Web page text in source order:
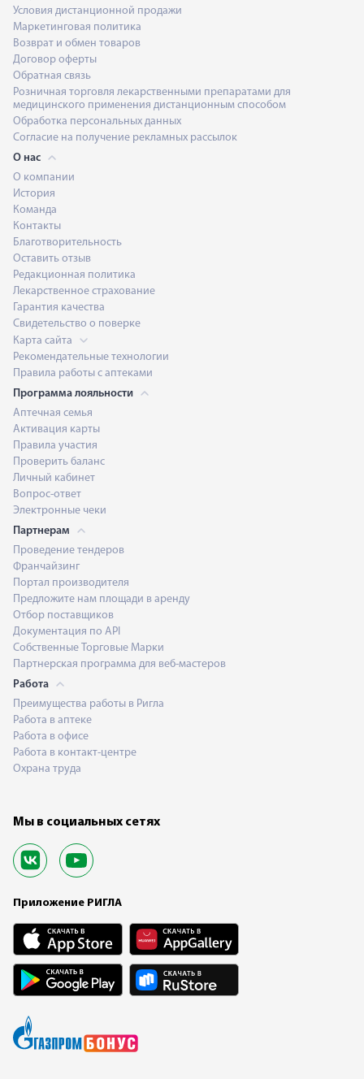
Условия дистанционной продажи
Маркетинговая политика
Возврат и обмен товаров
Договор оферты
Обратная связь
Розничная торговля лекарственными препаратами для
медицинского применения дистанционным способом
Обработка персональных данных
Согласие на получение рекламных рассылок
О нас
О компании
История
Команда
Контакты
Благотворительность
Оставить отзыв
Редакционная политика
Лекарственное страхование
Гарантия качества
Свидетельство о поверке
Карта сайта
Рекомендательные технологии
Правила работы с аптеками
Программа лояльности
Аптечная семья
Активация карты
Правила участия
Проверить баланс
Личный кабинет
Вопрос-ответ
Электронные чеки
Партнерам
Проведение тендеров
Франчайзинг
Портал производителя
Предложите нам площади в аренду
Отбор поставщиков
Документация по API
Собственные Торговые Марки
Партнерская программа для веб-мастеров
Работа
Преимущества работы в Ригла
Работа в аптеке
Работа в офисе
Работа в контакт-центре
Охрана труда
Мы в социальных сетях
Приложение РИГЛА